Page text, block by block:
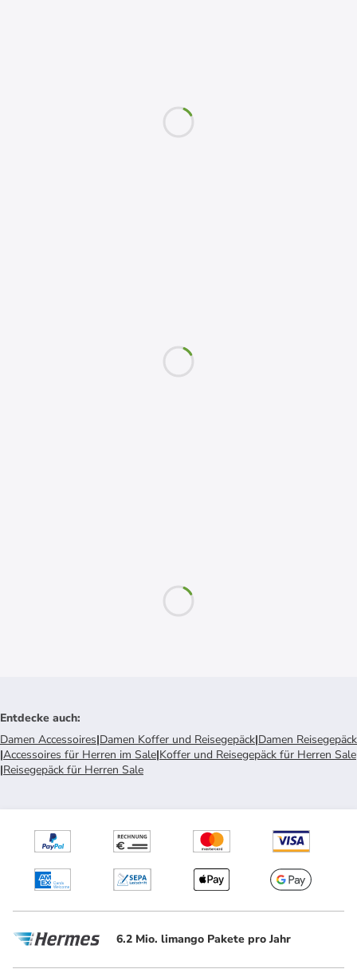
Entdecke auch:
Damen Accessoires|Damen Koffer und Reisegepäck|Damen Reisegepäck
|Accessoires für Herren im Sale|Koffer und Reisegepäck für Herren Sale
|Reisegepäck für Herren Sale
6.2 Mio. limango Pakete pro Jahr